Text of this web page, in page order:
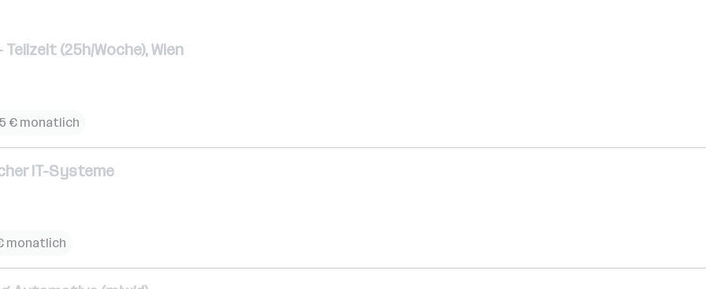
(25h/Woche), Wien
€ monatlich
IT-Systeme
monatlich